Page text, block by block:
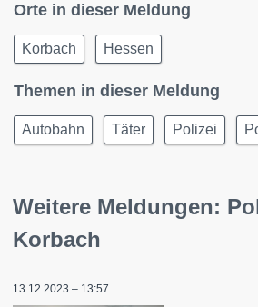
Orte in dieser Meldung
Korbach Hessen
Themen in dieser Meldung
Autobahn Täter Polizei
Weitere Meldungen:
Korbach
13.12.2023 – 13:57